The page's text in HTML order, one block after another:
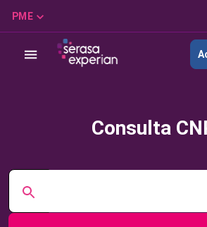
PME
Consulta